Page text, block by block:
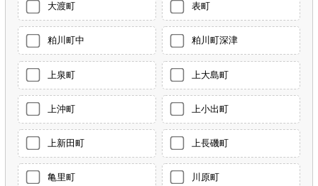
大渡町 表町
粕川町中 粕川町深津
上泉町 上大島町
上沖町 上小出町
上新田町 上長磯町
亀里町 川原町